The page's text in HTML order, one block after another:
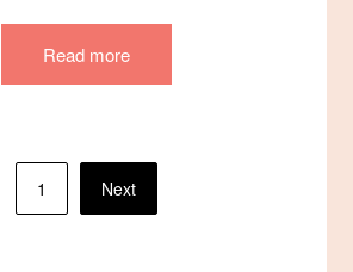
Read more
1 Next